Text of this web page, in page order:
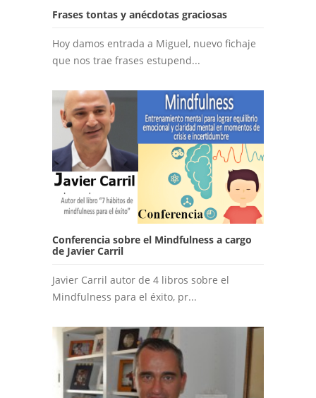
Frases tontas y anécdotas graciosas
Hoy damos entrada a Miguel, nuevo fichaje
que nos trae frases estupend...
Conferencia sobre el Mindfulness a cargo
de Javier Carril
Javier Carril autor de 4 libros sobre el
Mindfulness para el éxito, pr...